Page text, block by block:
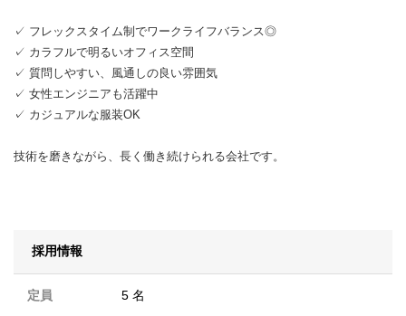
✓ フレックスタイム制でワークライフバランス◎
✓ カラフルで明るいオフィス空間
✓ 質問しやすい、風通しの良い雰囲気
✓ 女性エンジニアも活躍中
✓ カジュアルな服装OK
技術を磨きながら、長く働き続けられる会社です。
採用情報
定員 5 名